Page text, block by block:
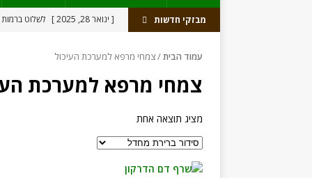
מבזקי חדשות [ ינואר 28, 2025 ] לשלוט
[ יולי 31, 2018 ]
נהגים תחת
עמוד הבית/ צמחי מרפא למערכת העיכול
צמחי מרפא למערכת
מציג תוצאה אחת